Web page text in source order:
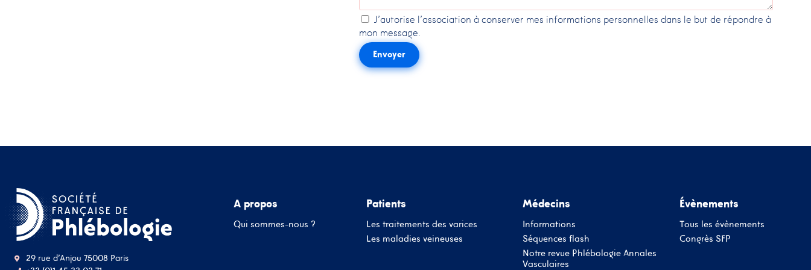
J'autorise l’association à conserver mes informations personnelles dans le but de répondre à
mon message.
Envoyer
29 rue d'Anjou 75008 Paris
A propos
Qui sommes-nous ?
Patients
Les traitements des varices
Les maladies veineuses
Médecins
Informations
Séquences flash
Notre revue Phlébologie Annales
Vasculaires
Évènements
Tous les évènements
Congrès SFP
Vous n'avez pas de compte ?
Inscrivez-Vous